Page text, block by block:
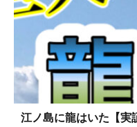
江ノ島に龍はいた【実